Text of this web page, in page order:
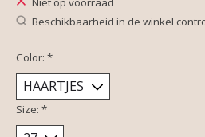
Beschikbaarheid in de winkel
Color: *
Size: *